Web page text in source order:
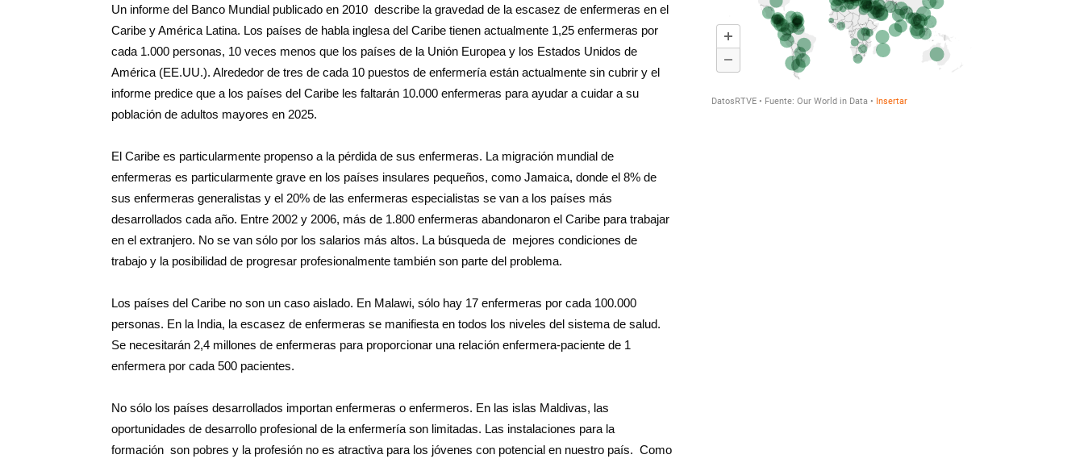
Un informe del Banco Mundial publicado en 2010 describe la gravedad de la escasez de enfermeras en el
Caribe y América Latina. Los países de habla inglesa del Caribe tienen actualmente 1,25 enfermeras por
cada 1.000 personas, 10 veces menos que los países de la Unión Europea y los Estados Unidos de
América (EE.UU.). Alrededor de tres de cada 10 puestos de enfermería están actualmente sin cubrir y el
informe predice que a los países del Caribe les faltarán 10.000 enfermeras para ayudar a cuidar a su
población de adultos mayores en 2025.
El Caribe es particularmente propenso a la pérdida de sus enfermeras. La migración mundial de
enfermeras es particularmente grave en los países insulares pequeños, como Jamaica, donde el 8% de
sus enfermeras generalistas y el 20% de las enfermeras especialistas se van a los países más
desarrollados cada año. Entre 2002 y 2006, más de 1.800 enfermeras abandonaron el Caribe para trabajar
en el extranjero. No se van sólo por los salarios más altos. La búsqueda de mejores condiciones de
trabajo y la posibilidad de progresar profesionalmente también son parte del problema.
Los países del Caribe no son un caso aislado. En Malawi, sólo hay 17 enfermeras por cada 100.000
personas. En la India, la escasez de enfermeras se manifiesta en todos los niveles del sistema de salud.
Se necesitarán 2,4 millones de enfermeras para proporcionar una relación enfermera-paciente de 1
enfermera por cada 500 pacientes.
No sólo los países desarrollados importan enfermeras o enfermeros. En las islas Maldivas, las
oportunidades de desarrollo profesional de la enfermería son limitadas. Las instalaciones para la
formación son pobres y la profesión no es atractiva para los jóvenes con potencial en nuestro país. Como